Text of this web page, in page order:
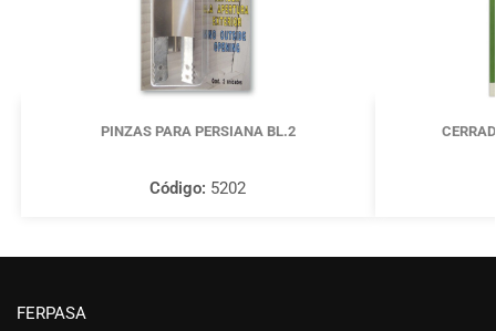
PINZAS PARA PERSIANA BL.2
Código: 5202
FERPASA